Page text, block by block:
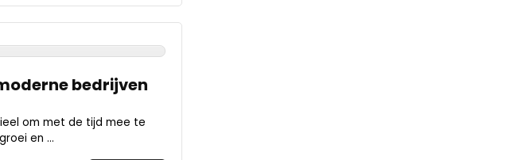
bedrijven
om met de tijd mee te
en ...